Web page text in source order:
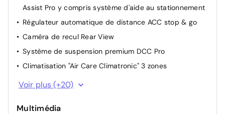
Assist Pro y compris système d'aide au stationnement
Régulateur automatique de distance ACC stop & go
Caméra de recul Rear View
Système de suspension premium DCC Pro
Climatisation "Air Care Climatronic" 3 zones
Hayon à ouverture pilotée par capteurs et fermeture
électrique différée, avec déverrouillage à distance
Système de fermeture et de démarrage sans clé
Voir plus (+20)
Multimédia